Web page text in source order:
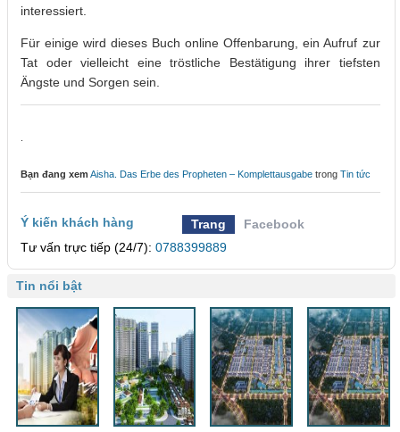
interessiert.
Für einige wird dieses Buch online Offenbarung, ein Aufruf zur
Tat oder vielleicht eine tröstliche Bestätigung ihrer tiefsten
Ängste und Sorgen sein.
Bạn đang xem Aisha. Das Erbe des Propheten – Komplettausgabe trong Tin tức
Ý kiến khách hàng Trang
Facebook
Tư vấn trực tiếp (24/7): 0788399889
Tin nổi bật